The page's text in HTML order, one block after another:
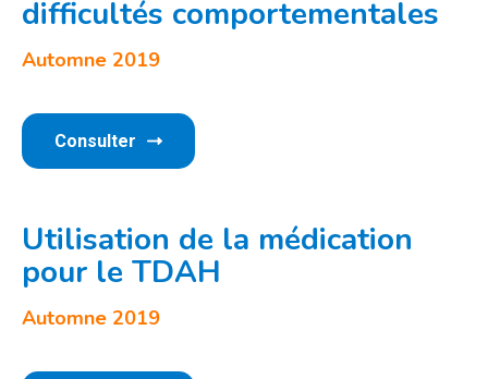
difficultés comportementales
Automne 2019
Consulter
Utilisation de la médication
pour le TDAH
Automne 2019